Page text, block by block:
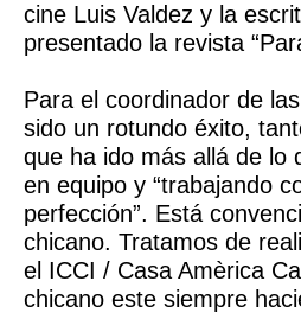
cine Luis Valdez y la
presentado la revista
Para el coordinador de
sido un rotundo éxito,
que ha ido más allá de lo
en equipo y “trabajando
perfección”. Está
chicano. Tratamos de
el ICCI / Casa Amèrica
chicano este siempre